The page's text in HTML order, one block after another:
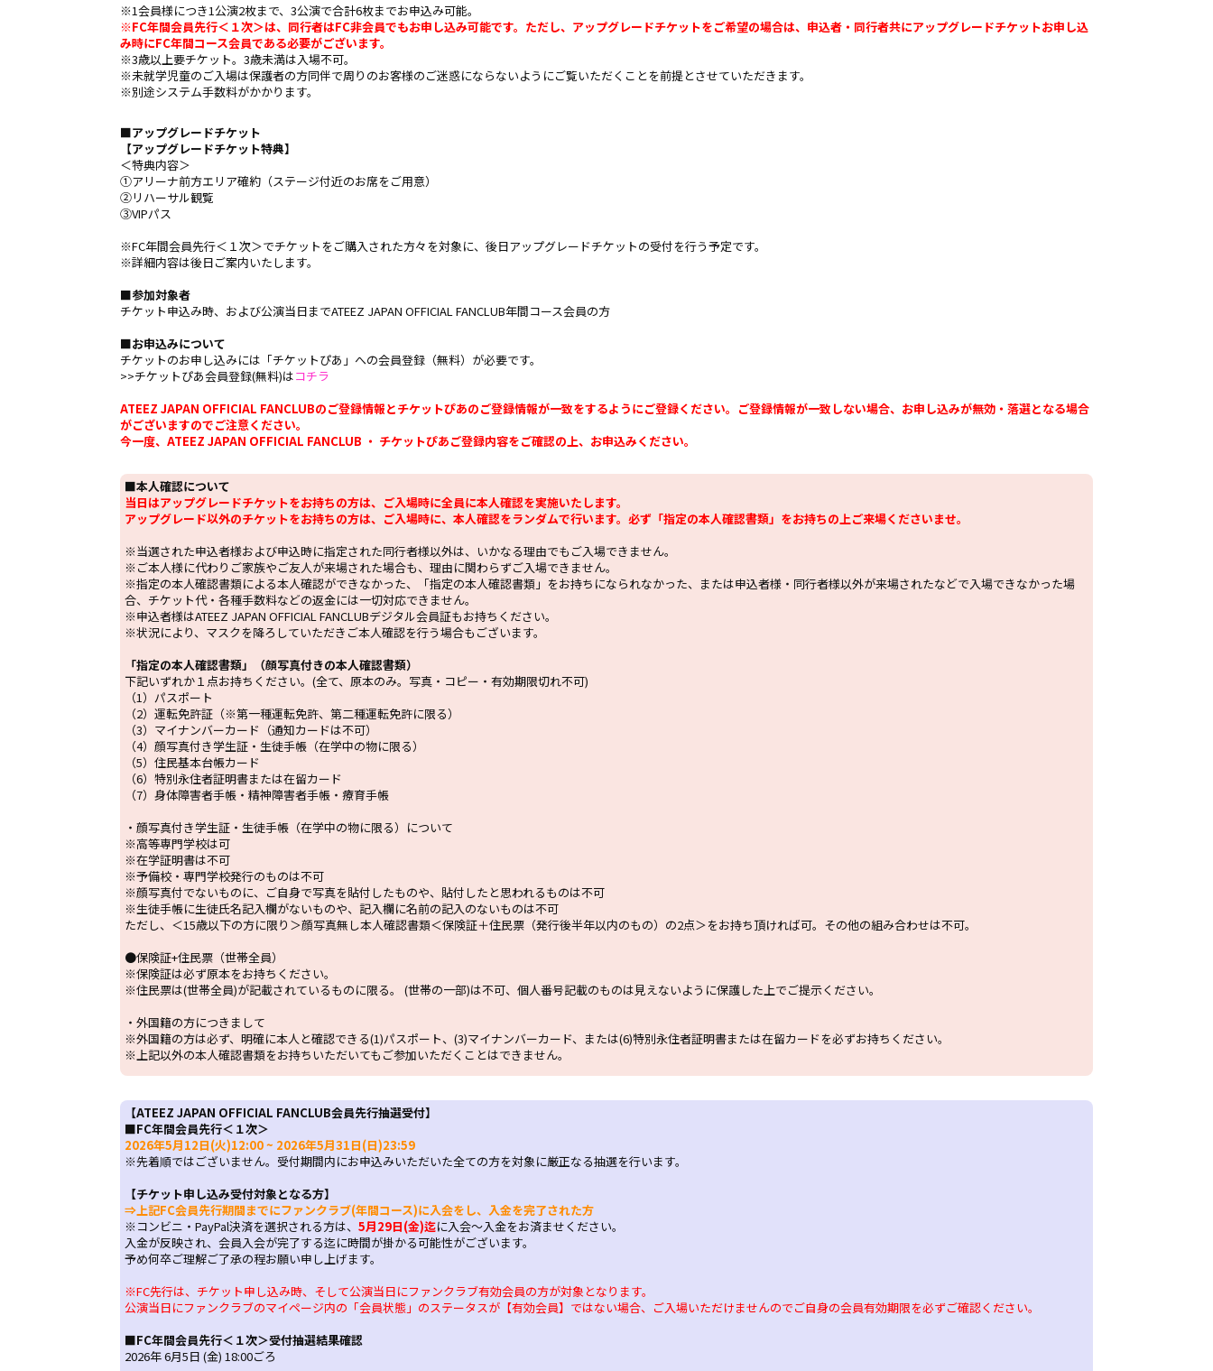
※1会員様につき1公演2枚まで、3公演で合計6枚までお申込み可能。
※FC年間会員先行＜１次＞は、同行者はFC非会員でもお申し込み可能です。ただし、アップグレードチケットをご希望の場合は、申込者・同行者共にアップグレードチケットお申し込
み時にFC年間コース会員である必要がございます。
※3歳以上要チケット。3歳未満は入場不可。
※未就学児童のご入場は保護者の方同伴で周りのお客様のご迷惑にならないようにご覧いただくことを前提とさせていただきます。
※別途システム手数料がかかります。
■アップグレードチケット
【アップグレードチケット特典】
＜特典内容＞
①アリーナ前方エリア確約（ステージ付近のお席をご用意）
②リハーサル観覧
③VIPパス
※FC年間会員先行＜１次＞でチケットをご購入された方々を対象に、後日アップグレードチケットの受付を行う予定です。
※詳細内容は後日ご案内いたします。
■参加対象者
チケット申込み時、および公演当日までATEEZ JAPAN OFFICIAL FANCLUB年間コース会員の方
■お申込みについて
チケットのお申し込みには「チケットぴあ」への会員登録（無料）が必要です。
>>チケットぴあ会員登録(無料)はコチラ
ATEEZ JAPAN OFFICIAL FANCLUBのご登録情報とチケットぴあのご登録情報が一致をするようにご登録ください。ご登録情報が一致しない場合、お申し込みが無効・落選となる場合
がございますのでご注意ください。
今一度、ATEEZ JAPAN OFFICIAL FANCLUB ・ チケットぴあご登録内容をご確認の上、お申込みください。
■本人確認について
当日はアップグレードチケットをお持ちの方は、ご入場時に全員に本人確認を実施いたします。
アップグレード以外のチケットをお持ちの方は、ご入場時に、本人確認をランダムで行います。必ず「指定の本人確認書類」をお持ちの上ご来場くださいませ。
※当選された申込者様および申込時に指定された同行者様以外は、いかなる理由でもご入場できません。
※ご本人様に代わりご家族やご友人が来場された場合も、理由に関わらずご入場できません。
※指定の本人確認書類による本人確認ができなかった、「指定の本人確認書類」をお持ちになられなかった、または申込者様・同行者様以外が来場されたなどで入場できなかった場
合、チケット代・各種手数料などの返金には一切対応できません。
※申込者様はATEEZ JAPAN OFFICIAL FANCLUBデジタル会員証もお持ちください。
※状況により、マスクを降ろしていただきご本人確認を行う場合もございます。
「指定の本人確認書類」（顔写真付きの本人確認書類）
下記いずれか１点お持ちください。(全て、原本のみ。写真・コピー・有効期限切れ不可)
（1）パスポート
（2）運転免許証（※第一種運転免許、第二種運転免許に限る）
（3）マイナンバーカード（通知カードは不可）
（4）顔写真付き学生証・生徒手帳（在学中の物に限る）
（5）住民基本台帳カード
（6）特別永住者証明書または在留カード
（7）身体障害者手帳・精神障害者手帳・療育手帳
・顔写真付き学生証・生徒手帳（在学中の物に限る）について
※高等専門学校は可
※在学証明書は不可
※予備校・専門学校発行のものは不可
※顔写真付でないものに、ご自身で写真を貼付したものや、貼付したと思われるものは不可
※生徒手帳に生徒氏名記入欄がないものや、記入欄に名前の記入のないものは不可
ただし、＜15歳以下の方に限り＞顔写真無し本人確認書類＜保険証＋住民票（発行後半年以内のもの）の2点＞をお持ち頂ければ可。その他の組み合わせは不可。
●保険証+住民票（世帯全員）
※保険証は必ず原本をお持ちください。
※住民票は(世帯全員)が記載されているものに限る。 (世帯の一部)は不可、個人番号記載のものは見えないように保護した上でご提示ください。
・外国籍の方につきまして
※外国籍の方は必ず、明確に本人と確認できる(1)パスポート、(3)マイナンバーカード、または(6)特別永住者証明書または在留カードを必ずお持ちください。
※上記以外の本人確認書類をお持ちいただいてもご参加いただくことはできません。
【ATEEZ JAPAN OFFICIAL FANCLUB会員先行抽選受付】
■FC年間会員先行＜１次＞
2026年5月12日(火)12:00 ~ 2026年5月31日(日)23:59
※先着順ではございません。受付期間内にお申込みいただいた全ての方を対象に厳正なる抽選を行います。
【チケット申し込み受付対象となる方】
⇒上記FC会員先行期間までにファンクラブ(年間コース)に入会をし、入金を完了された方
※コンビニ・PayPal決済を選択される方は、 5月29日(金)迄に入会〜入金をお済ませください。
入金が反映され、会員入会が完了する迄に時間が掛かる可能性がございます。
予め何卒ご理解ご了承の程お願い申し上げます。
※FC先行は、チケット申し込み時、そして公演当日にファンクラブ有効会員の方が対象となります。
公演当日にファンクラブのマイページ内の「会員状態」のステータスが【有効会員】ではない場合、ご入場いただけませんのでご自身の会員有効期限を必ずご確認ください。
■FC年間会員先行＜１次＞受付抽選結果確認
2026年 6月5日 (金) 18:00ごろ